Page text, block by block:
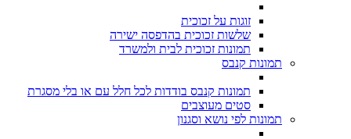
זוגות על זכוכית
שלשות זכוכית בהדפסה ישירה
תמונות זכוכית לבית ולמשרד
תמונות קנבס
תמונות קנבס בודדות לכל חלל עם או בלי מסגרת
סטים מעוצבים
תמונות לפי נושא וסגנון